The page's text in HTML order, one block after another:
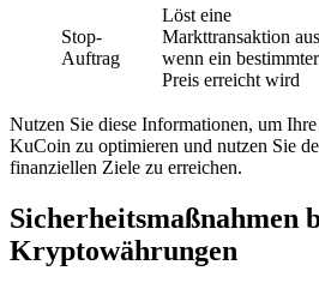
Stop-
Auftrag
Löst eine
Markttransaktion
wenn ein bestimmter
Preis erreicht wird
Nutzen Sie diese Informationen, um
KuCoin zu optimieren und nutzen Sie
finanziellen Ziele zu erreichen.
Sicherheitsmaßnahmen
Kryptowährungen